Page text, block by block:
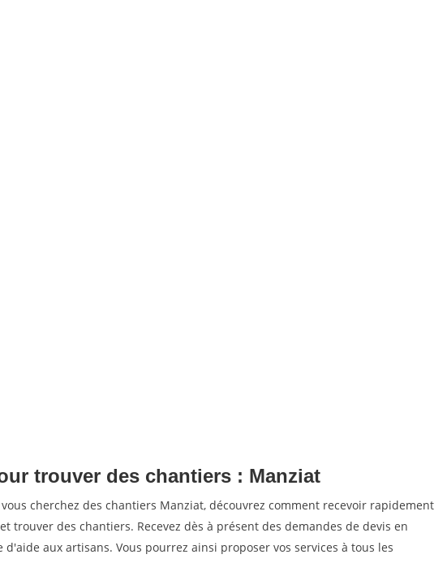
trouver des chantiers : Manziat
cherchez des chantiers Manziat, découvrez comment recevoir rapidement
trouver des chantiers. Recevez dès à présent des demandes de devis en
aux artisans. Vous pourrez ainsi proposer vos services à tous les